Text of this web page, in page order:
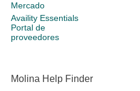
Mercado
Availity Essentials
Portal de
proveedores
Molina Help Finder